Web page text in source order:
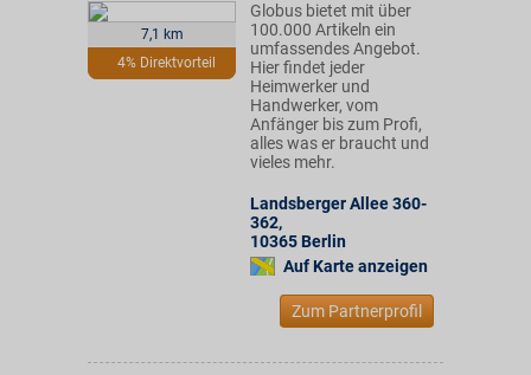
7,1 km
4% Direktvorteil
Globus bietet mit über
100.000 Artikeln ein
umfassendes Angebot.
Hier findet jeder
Heimwerker und
Handwerker, vom
Anfänger bis zum Profi,
alles was er braucht und
vieles mehr.
Landsberger Allee 360-
362,
10365 Berlin
Auf Karte anzeigen
Zum Partnerprofil